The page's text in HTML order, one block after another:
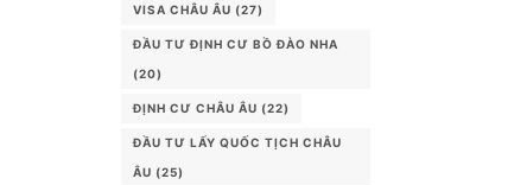
VISA CHÂU ÂU (27)
ĐẦU TƯ ĐỊNH CƯ BỒ ĐÀO NHA
(20)
ĐỊNH CƯ CHÂU ÂU (22)
ĐẦU TƯ LẤY QUỐC TỊCH CHÂU
ÂU (25)